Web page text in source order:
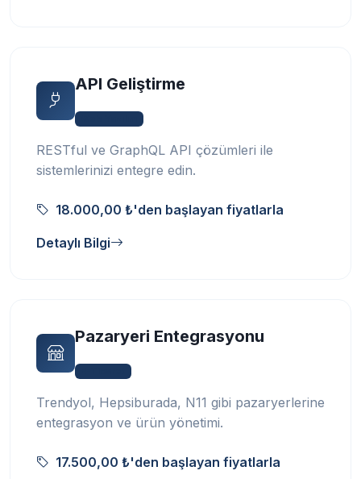
API Geliştirme
RESTful ve GraphQL API çözümleri ile
sistemlerinizi entegre edin.
18.000,00 ₺'den başlayan fiyatlarla
Detaylı Bilgi
Pazaryeri Entegrasyonu
Trendyol, Hepsiburada, N11 gibi pazaryerlerine
entegrasyon ve ürün yönetimi.
17.500,00 ₺'den başlayan fiyatlarla